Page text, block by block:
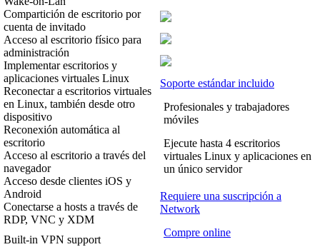
Compartición de escritorio por
cuenta de invitado
Acceso al escritorio físico para
administración
Implementar escritorios y
aplicaciones virtuales Linux
Reconectar a escritorios virtuales
en Linux, también desde otro
dispositivo
Reconexión automática al
escritorio
Acceso al escritorio a través del
navegador
Acceso desde clientes iOS y
Android
Conectarse a hosts a través de
RDP, VNC y XDM
Built-in VPN support
Soporte estándar incluido
Profesionales y trabajadores
móviles
Ejecute hasta 4 escritorios
virtuales Linux y aplicaciones en
un único servidor
Requiere una suscripción a
Network
Compre online